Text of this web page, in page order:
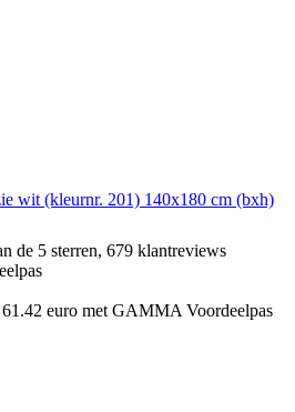
wit (kleurnr. 201) 140x180 cm (bxh)
de 5 sterren, 679 klantreviews
euro met GAMMA Voordeelpas